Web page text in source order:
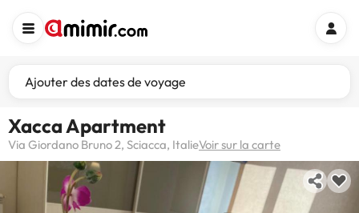
Ajouter des dates de voyage
Xacca Apartment
Via Giordano Bruno 2, Sciacca, ItalieVoir sur la carte